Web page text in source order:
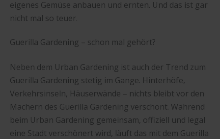
eigenes Gemüse anbauen und ernten. Und das ist gar
nicht mal so teuer.
Guerilla Gardening – schon mal gehört?
Neben dem Urban Gardening ist auch der Trend zum
Guerilla Gardening stetig im Gange. Hinterhöfe,
Verkehrsinseln, Häuserwände – nichts bleibt vor den
Machern des Guerilla Gardening verschont. Während
beim Urban Gardening gemeinsam, offiziell und legal
eine Stadt verschönert wird, läuft das mit dem Guerilla